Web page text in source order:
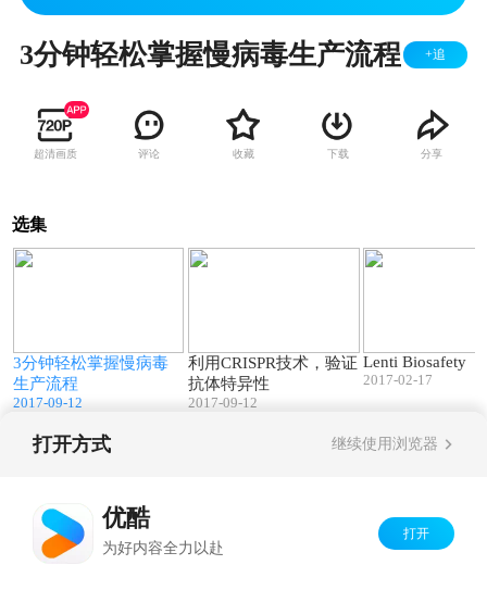
3分钟轻松掌握慢病毒生产流程 +追
超清画质 评论 收藏 下载 分享
选集
3分钟轻松掌握慢病毒
生产流程
2017-09-12
利用CRISPR技术，验证
抗体特异性
2017-09-12
Lenti Biosafety
2017-02-17
打开方式 继续使用浏览器
优酷
为好内容全力以赴
打开